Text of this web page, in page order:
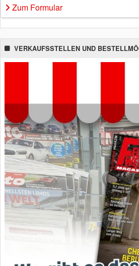
Zum Formular
VERKAUFSSTELLEN UND